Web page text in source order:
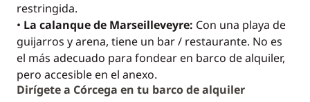
restringida.
• La calanque de Marseilleveyre: Con una playa de
guijarros y arena, tiene un bar / restaurante. No es
el más adecuado para fondear en barco de alquiler,
pero accesible en el anexo.
Dirígete a Córcega en tu barco de alquiler